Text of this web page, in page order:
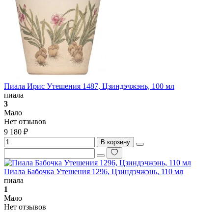
Пиала Ирис Утешения 1487, Цзиндэчжэнь, 100 мл
пиала
3
Мало
Нет отзывов
9 180 ₽
В корзину
Пиала Бабочка Утешения 1296, Цзиндэчжэнь, 110 мл
пиала
1
Мало
Нет отзывов